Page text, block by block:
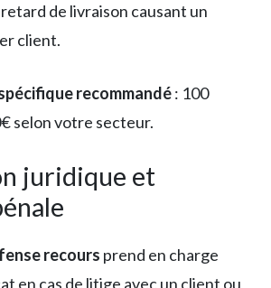
de livraison causant un
client.
recommandé: 100
selon votre secteur.
juridique et
recours prend en charge
en cas de litige avec un client ou